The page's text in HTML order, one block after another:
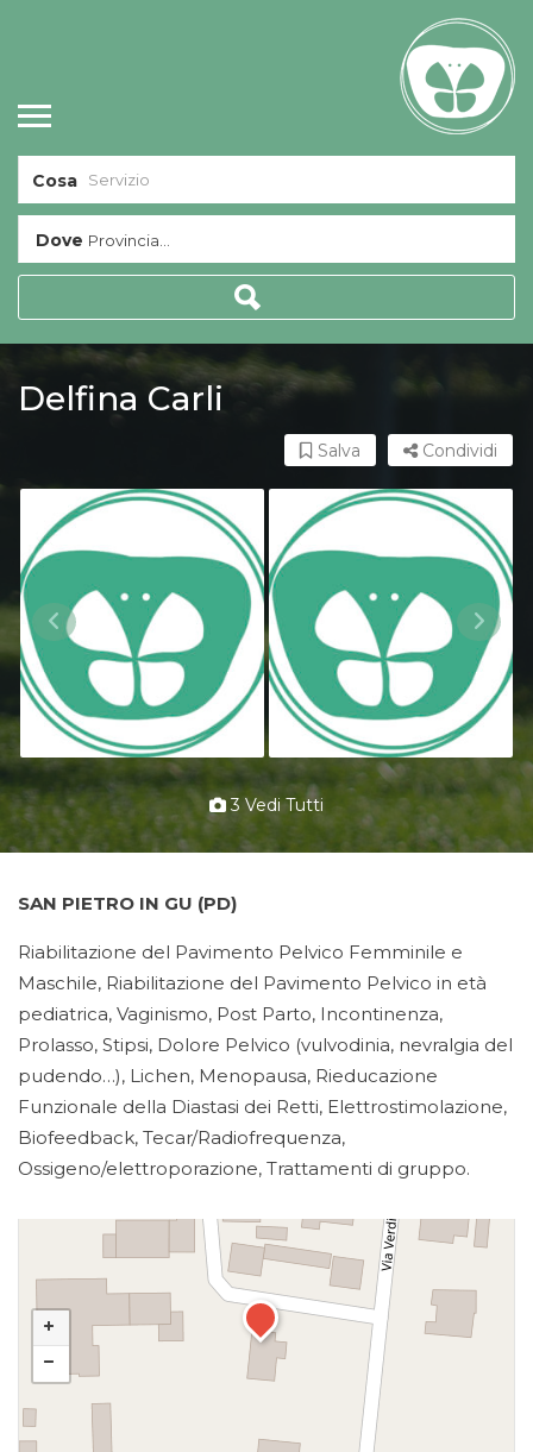
Cosa
Dove Provincia...
Delfina Carli
Condividi
Salva
3 Vedi Tutti
SAN PIETRO IN GU (PD)
Riabilitazione del Pavimento Pelvico Femminile e
Maschile, Riabilitazione del Pavimento Pelvico in età
pediatrica, Vaginismo, Post Parto, Incontinenza,
Prolasso, Stipsi, Dolore Pelvico (vulvodinia, nevralgia del
pudendo…), Lichen, Menopausa, Rieducazione
Funzionale della Diastasi dei Retti, Elettrostimolazione,
Biofeedback, Tecar/Radiofrequenza,
Ossigeno/elettroporazione, Trattamenti di gruppo.